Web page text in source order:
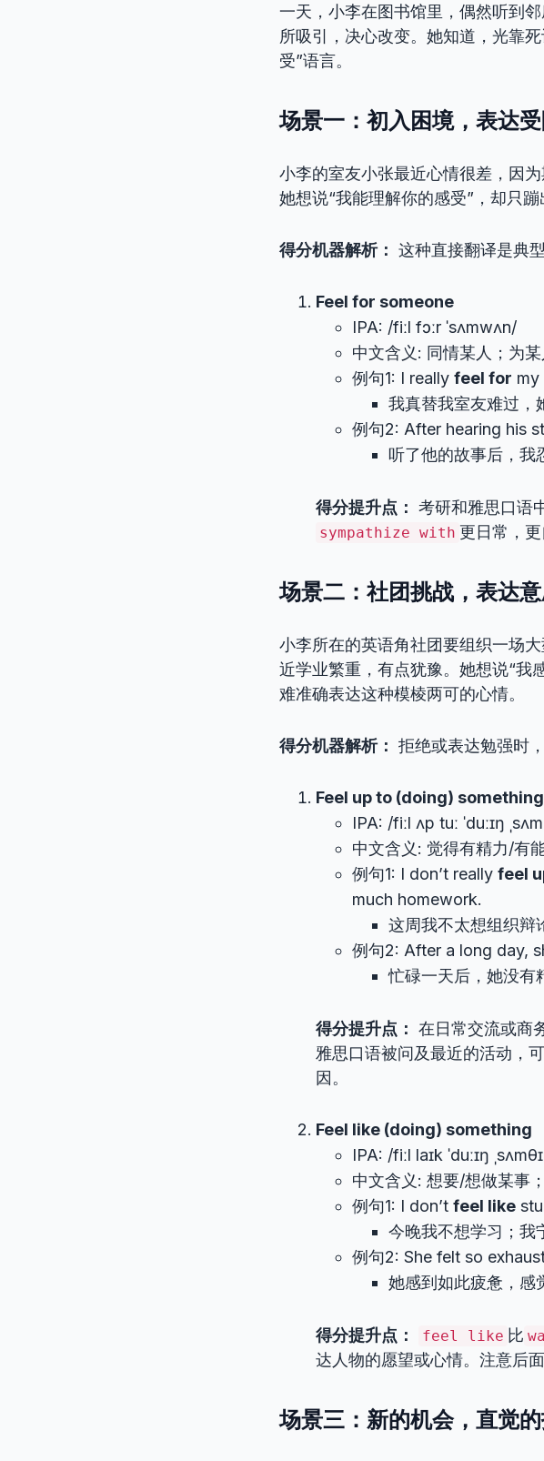
一天，小李在图书馆里，偶然听到
所吸引，决心改变。她知道，光靠
受”语言。
场景一：初入困境，表达
小李的室友小张最近心情很差，因
她想说“我能理解你的感受”，却只
得分机器解析： 这种直接翻译是典
Feel for someone
IPA: /fiːl fɔːr ˈsʌmwʌn/
中文含义: 同情某人；为
例句1: I really feel for my
我真替我室友难过，
例句2: After hearing his
听了他的故事后，我
得分提升点： 考研和雅思口语
sympathize with 更日常，更
场景二：社团挑战，表达
小李所在的英语角社团要组织一场
近学业繁重，有点犹豫。她想说“我
难准确表达这种模棱两可的心情。
得分机器解析： 拒绝或表达勉强时，
Feel up to (doing) something
IPA: /fiːl ʌp tuː ˈduːɪŋ
中文含义: 觉得有精力/有
例句1: I don’t really feel
much homework.
这周我不太想组织辩
例句2: After a long day,
忙碌一天后，她没有
得分提升点： 在日常交流或商
雅思口语被问及最近的活动，
因。
Feel like (doing) something
IPA: /fiːl laɪk ˈduːɪŋ
中文含义: 想要/想做某事
例句1: I don’t feel like
今晚我不想学习；我
例句2: She felt so
她感到如此疲惫，感
得分提升点： feel like 比
达人物的愿望或心情。注意后
场景三：新的机会，直觉